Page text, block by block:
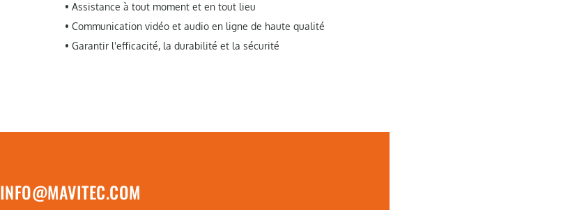
• Assistance à tout moment et en tout lieu
• Communication vidéo et audio en ligne de haute qualité
• Garantir l'efficacité, la durabilité et la sécurité
INFO@MAVITEC.COM